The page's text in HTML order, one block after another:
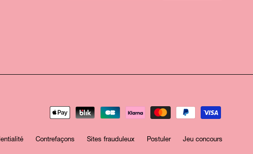
Contrefaçons Sites frauduleux Postuler Jeu concours